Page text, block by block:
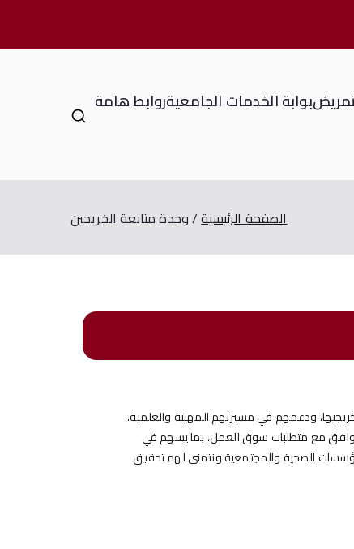
بوابة الخدمات الجامعيةروابط هامة
الصفحة الرئيسية وحدة متابعة الخريجين
ودعمهم في مسيرتهم المهنية والعلمية.
مع متطلبات سوق العمل، بما يسهم في
الصحية والمجتمعية ونتمنى لهم تحقيق